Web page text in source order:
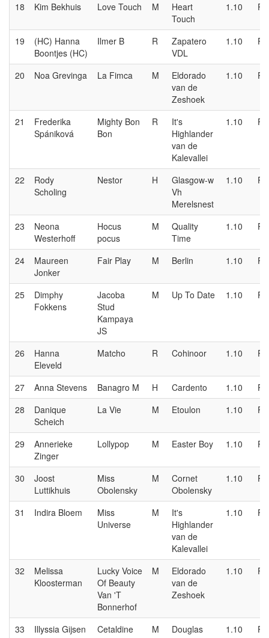
18 Kim Bekhuis Love Touch M
Heart
Touch
1.10 P
19
(HC) Hanna
Boontjes (HC)
Ilmer B R
Zapatero
VDL
1.10 P
20 Noa Grevinga La Fimca M
Eldorado
van de
Zeshoek
1.10 P
21
Frederika
Spániková
Mighty Bon
Bon
R
It's
Highlander
van de
Kalevallei
1.10 P
22
Rody
Scholing
Nestor H
Glasgow-w
Vh
Merelsnest
1.10 P
23
Neona
Westerhoff
Hocus
pocus
M
Quality
Time
1.10 P
24
Maureen
Jonker
Fair Play M Berlin 1.10 P
25
Dimphy
Fokkens
Jacoba
Stud
Kampaya
JS
M Up To Date 1.10 P
26
Hanna
Eleveld
Matcho R Cohinoor 1.10 P
27 Anna Stevens Banagro M H Cardento 1.10
P
28
Danique
Scheich
La Vie M Etoulon 1.10 P
29
Annerieke
Zinger
Lollypop M Easter Boy 1.10 P
30
Joost
Luttikhuis
Miss
Obolensky
M
Cornet
Obolensky
1.10 P
31 Indira Bloem
Miss
Universe
M
It's
Highlander
van de
Kalevallei
1.10 P
32
Melissa
Kloosterman
Lucky Voice
Of Beauty
Van 'T
Bonnerhof
M
Eldorado
van de
Zeshoek
1.10 P
33 Illyssia Gijsen Cetaldine M Douglas 1.10 P